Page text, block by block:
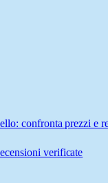
confronta prezzi e
verificate